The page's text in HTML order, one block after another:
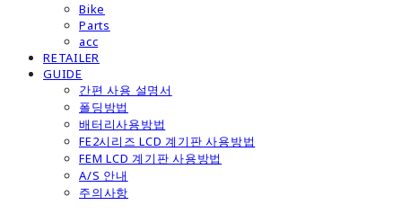
Bike
Parts
acc
RETAILER
GUIDE
간편 사용 설명서
폴딩방법
배터리사용방법
FE2시리즈 LCD 계기판 사용방법
FEM LCD 계기판 사용방법
A/S 안내
주의사항